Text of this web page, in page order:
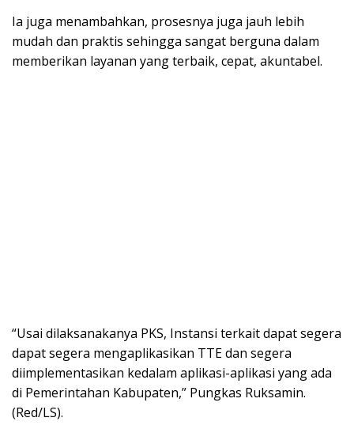
Ia juga menambahkan, prosesnya juga jauh lebih
mudah dan praktis sehingga sangat berguna dalam
memberikan layanan yang terbaik, cepat, akuntabel.
“Usai dilaksanakanya PKS, Instansi terkait dapat segera
dapat segera mengaplikasikan TTE dan segera
diimplementasikan kedalam aplikasi-aplikasi yang ada
di Pemerintahan Kabupaten,” Pungkas Ruksamin.
(Red/LS).